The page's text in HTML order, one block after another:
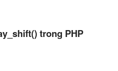
trong PHP